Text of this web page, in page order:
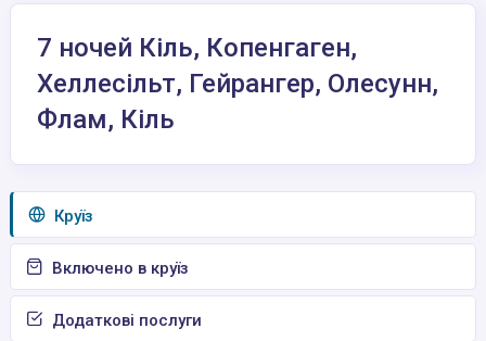
7 ночей Кіль, Копенгаген,
Хеллесільт, Гейрангер, Олесунн,
Флам, Кіль
Круїз
Включено в круїз
Додаткові послуги